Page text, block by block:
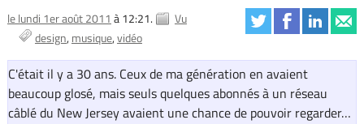
le lundi 1er août 2011 à 12:21.
Vu
design musique vidéo
C'était il y a 30 ans. Ceux de ma génération en avaient
beaucoup glosé, mais seuls quelques abonnés à un réseau
câblé du New Jersey avaient une chance de pouvoir regarder…